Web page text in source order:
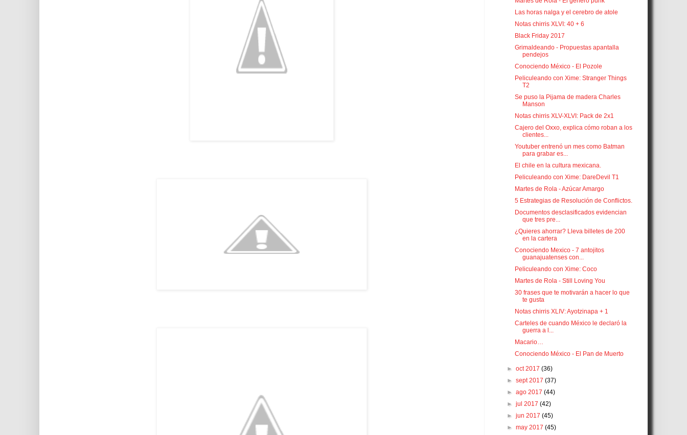
Las horas nalga y el cerebro de atole
Notas chirris XLVI: 40 + 6
Black Friday 2017
Grimaldeando - Propuestas apantalla
pendejos
Conociendo México - El Pozole
Peliculeando con Xime: Stranger Things
T2
Se puso la Pijama de madera Charles
Manson
Notas chirris XLV-XLVI: Pack de 2x1
Cajero del Oxxo, explica cómo roban a los
clientes...
Youtuber entrenó un mes como Batman
para grabar es...
El chile en la cultura mexicana.
Peliculeando con Xime: DareDevil T1
Martes de Rola - Azúcar Amargo
5 Estrategias de Resolución de Conflictos.
Documentos desclasificados evidencian
que tres pre...
¿Quieres ahorrar? Lleva billetes de 200
en la cartera
Conociendo Mexico - 7 antojitos
guanajuatenses con...
Peliculeando con Xime: Coco
Martes de Rola - Still Loving You
30 frases que te motivarán a hacer lo que
te gusta
Notas chirris XLIV: Ayotzinapa + 1
Carteles de cuando México le declaró la
guerra a l...
Macario…
Conociendo México - El Pan de Muerto
►oct 2017(36)
►sept 2017(37)
►ago 2017(44)
►jul 2017(42)
►jun 2017(45)
►may 2017(45)